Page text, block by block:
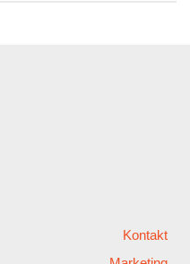
Kontakt